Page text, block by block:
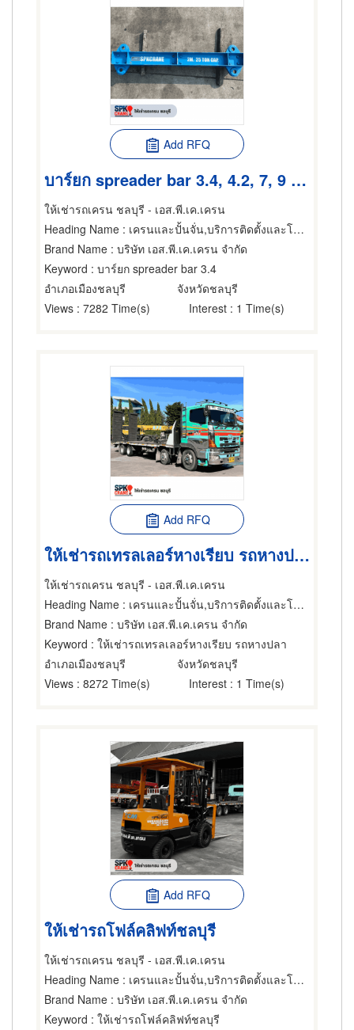
Add RFQ
บาร์ยก spreader bar 3.4, 4.2, 7, 9 เมตร
ให้เช่ารถเครน ชลบุรี - เอส.พี.เค.เครน
Heading Name : เครนและปั้นจั่น,บริการติดตั้งและโยกย้ายเครื่องจักรกล,ให้เช่าเครื่องจักรกล
Brand Name : บริษัท เอส.พี.เค.เครน จำกัด
Keyword : บาร์ยก spreader bar 3.4
อำเภอเมืองชลบุรี
จังหวัดชลบุรี
Views : 7282 Time(s) Interest : 1 Time(s)
Add RFQ
ให้เช่ารถเทรลเลอร์หางเรียบ รถหางปลา
ให้เช่ารถเครน ชลบุรี - เอส.พี.เค.เครน
Heading Name : เครนและปั้นจั่น,บริการติดตั้งและโยกย้ายเครื่องจักรกล,ให้เช่าเครื่องจักรกล
Brand Name : บริษัท เอส.พี.เค.เครน จำกัด
Keyword : ให้เช่ารถเทรลเลอร์หางเรียบ รถหางปลา
อำเภอเมืองชลบุรี
จังหวัดชลบุรี
Views : 8272 Time(s) Interest : 1 Time(s)
Add RFQ
ให้เช่ารถโฟล์คลิฟท์ชลบุรี
ให้เช่ารถเครน ชลบุรี - เอส.พี.เค.เครน
Heading Name : เครนและปั้นจั่น,บริการติดตั้งและโยกย้ายเครื่องจักรกล,ให้เช่าเครื่องจักรกล
Brand Name : บริษัท เอส.พี.เค.เครน จำกัด
Keyword : ให้เช่ารถโฟล์คลิฟท์ชลบุรี